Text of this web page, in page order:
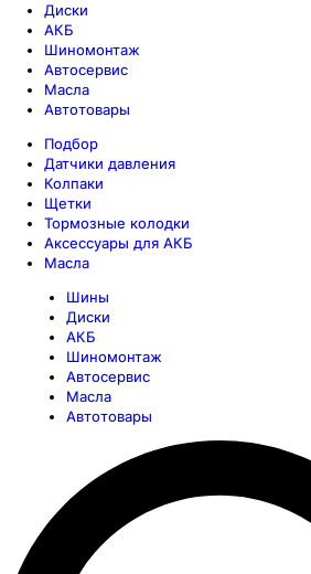
Диски
АКБ
Шиномонтаж
Автосервис
Масла
Автотовары
Подбор
Датчики давления
Колпаки
Щетки
Тормозные колодки
Аксессуары для АКБ
Масла
Шины
Диски
АКБ
Шиномонтаж
Автосервис
Масла
Автотовары